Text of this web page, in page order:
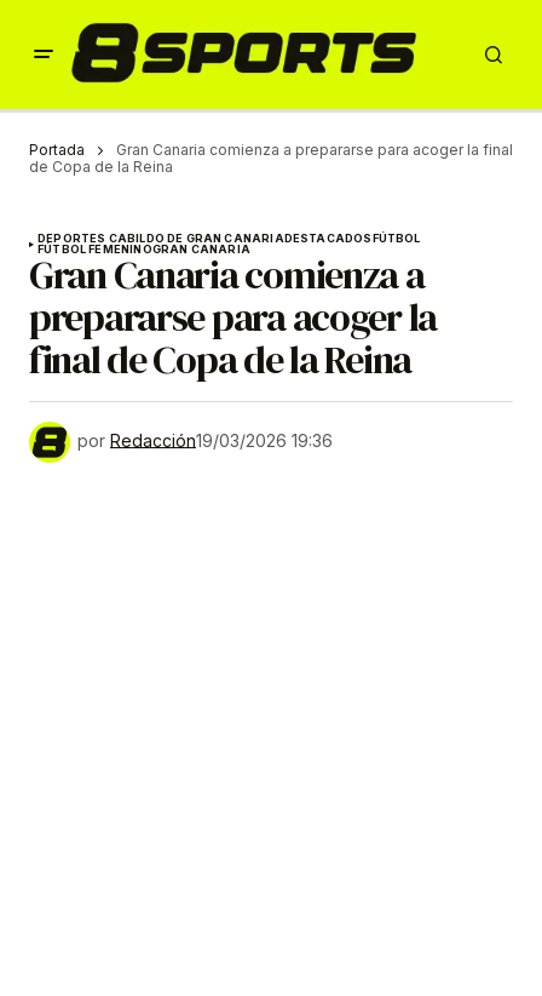
Portada
Gran Canaria comienza a prepararse para acoger la final
de Copa de la Reina
DEPORTES CABILDO DE GRAN CANARIADESTACADOSFÚTBOL
FÚTBOL FEMENINOGRAN CANARIA
Gran Canaria comienza a
prepararse para acoger la
final de Copa de la Reina
por Redacción19/03/2026 19:36